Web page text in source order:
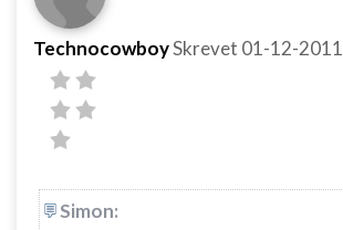
TechnocowboySkrevet 01-12-2011
Simon: